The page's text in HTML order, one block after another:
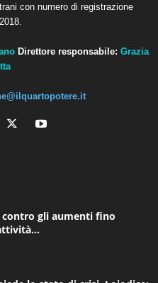
con numero di registrazione
Direttore responsabile: Grazia
contro gli aumenti fino